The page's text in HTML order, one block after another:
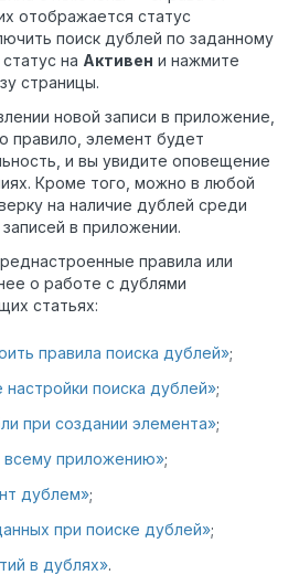
отображается статус
поиск дублей по заданному
на Активен и нажмите
страницы.
новой записи в приложение,
правило, элемент будет
и вы увидите оповещение
Кроме того, можно в любой
на наличие дублей среди
в приложении.
правила или
о работе с дублями
статьях:
правила поиска дублей»;
поиска дублей»;
при создании элемента»;
всему приложению»;
дублем»;
при поиске дублей»;
в дублях».